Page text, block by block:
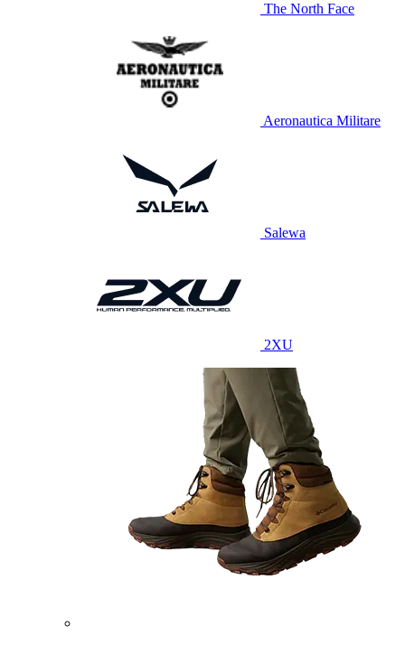
The North Face
Aeronautica Militare
Salewa
2XU